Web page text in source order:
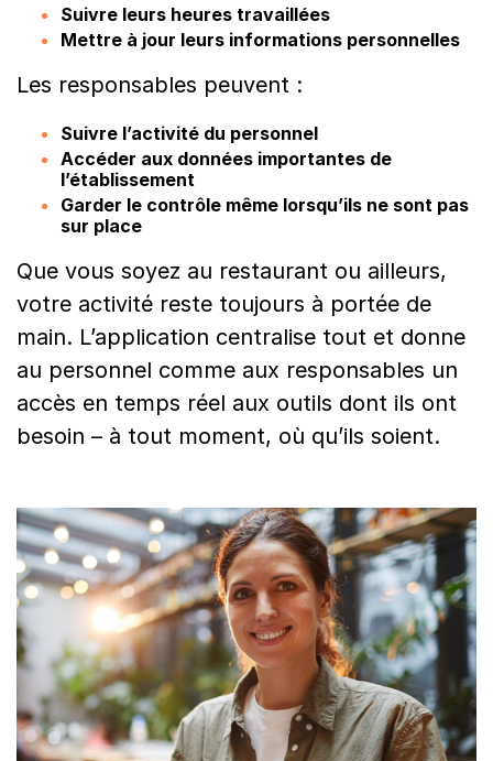
Suivre leurs heures travaillées
Mettre à jour leurs informations personnelles
Les responsables peuvent :
Suivre l’activité du personnel
Accéder aux données importantes de
l’établissement
Garder le contrôle même lorsqu’ils ne sont pas
sur place
Que vous soyez au restaurant ou ailleurs,
votre activité reste toujours à portée de
main. L’application centralise tout et donne
au personnel comme aux responsables un
accès en temps réel aux outils dont ils ont
besoin – à tout moment, où qu’ils soient.